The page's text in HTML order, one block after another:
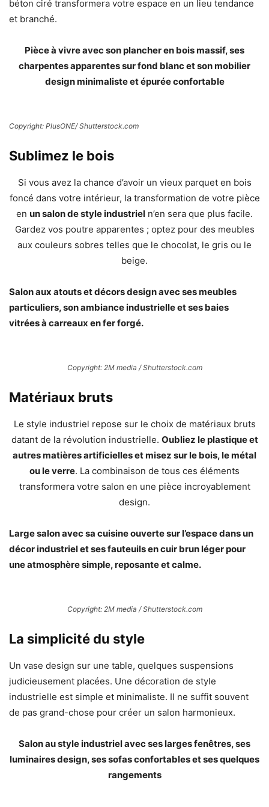
béton ciré transformera votre espace en un lieu tendance
et branché.
Pièce à vivre avec son plancher en bois massif, ses
charpentes apparentes sur fond blanc et son mobilier
design minimaliste et épurée confortable
Copyright: PlusONE/ Shutterstock.com
Sublimez le bois
Si vous avez la chance d’avoir un vieux parquet en bois
foncé dans votre intérieur, la transformation de votre pièce
en un salon de style industriel n’en sera que plus facile.
Gardez vos poutre apparentes ; optez pour des meubles
aux couleurs sobres telles que le chocolat, le gris ou le
beige.
Salon aux atouts et décors design avec ses meubles
particuliers, son ambiance industrielle et ses baies
vitrées à carreaux en fer forgé.
Copyright: 2M media / Shutterstock.com
Matériaux bruts
Le style industriel repose sur le choix de matériaux bruts
datant de la révolution industrielle. Oubliez le plastique et
autres matières artificielles et misez sur le bois, le métal
ou le verre. La combinaison de tous ces éléments
transformera votre salon en une pièce incroyablement
design.
Large salon avec sa cuisine ouverte sur l’espace dans un
décor industriel et ses fauteuils en cuir brun léger pour
une atmosphère simple, reposante et calme.
Copyright: 2M media / Shutterstock.com
La simplicité du style
Un vase design sur une table, quelques suspensions
judicieusement placées. Une décoration de style
industrielle est simple et minimaliste. Il ne suffit souvent
de pas grand-chose pour créer un salon harmonieux.
Salon au style industriel avec ses larges fenêtres, ses
luminaires design, ses sofas confortables et ses quelques
rangements